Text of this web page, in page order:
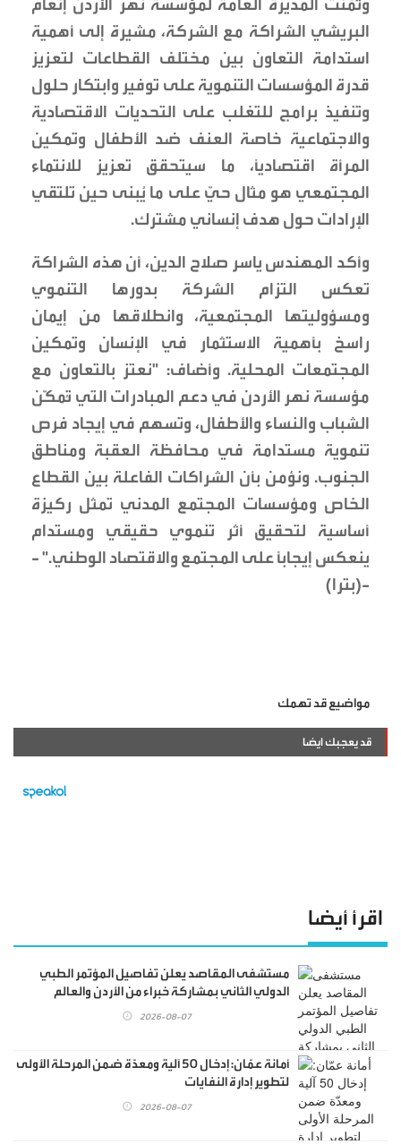
وثمّنت المديرة العامة لمؤسسة نهر الأردن إنعام
البريشي الشراكة مع الشركة، مشيرة إلى أهمية
استدامة التعاون بين مختلف القطاعات لتعزيز
قدرة المؤسسات التنموية على توفير وابتكار حلول
وتنفيذ برامج للتغلب على التحديات الاقتصادية
والاجتماعية خاصة العنف ضد الأطفال وتمكين
المرأة اقتصادياً، ما سيتحقق تعزيز للانتماء
المجتمعي هو مثال حيّ على ما يُبنى حين تلتقي
الإرادات حول هدف إنساني مشترك.
وأكد المهندس ياسر صلاح الدين، أن هذه الشراكة
تعكس التزام الشركة بدورها التنموي
ومسؤوليتها المجتمعية، وانطلاقها من إيمان
راسخ بأهمية الاستثمار في الإنسان وتمكين
المجتمعات المحلية. وأضاف: "نعتز بالتعاون مع
مؤسسة نهر الأردن في دعم المبادرات التي تُمكّن
الشباب والنساء والأطفال، وتسهم في إيجاد فرص
تنموية مستدامة في محافظة العقبة ومناطق
الجنوب. ونؤمن بأن الشراكات الفاعلة بين القطاع
الخاص ومؤسسات المجتمع المدني تمثل ركيزة
أساسية لتحقيق أثر تنموي حقيقي ومستدام
ينعكس إيجابًا على المجتمع والاقتصاد الوطني." -
-(بترا)
مواضيع قد تهمك
قد يعجبك ايضا
اقرأ أيضا
مستشفى المقاصد يعلن تفاصيل المؤتمر الطبي
الدولي الثاني بمشاركة خبراء من الأردن والعالم
2026-08-07
أمانة عمّان: إدخال 50 آلية ومعدّة ضمن المرحلة الأولى
لتطوير إدارة النفايات
2026-08-07